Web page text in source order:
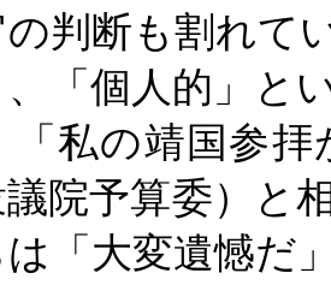
判断も割れて
「個人的」と
「私の靖国参
議院予算委）
「大変遺憾だ